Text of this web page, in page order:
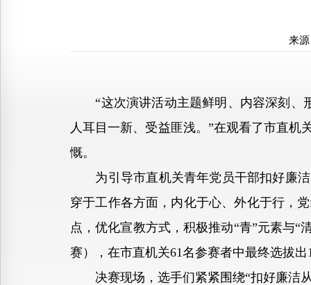
来
“这次演讲活动主题鲜明、内容深刻、
人耳目一新、受益匪浅。”在观看了市直机
慨。
为引导市直机关青年党员干部扣好廉洁
穿于工作各方面，内化于心、外化于行，
点，优化宣教方式，积极推动“青”元素与“
赛），在市直机关61名参赛者中最终选拔
决赛现场，选手们紧紧围绕“扣好廉洁从